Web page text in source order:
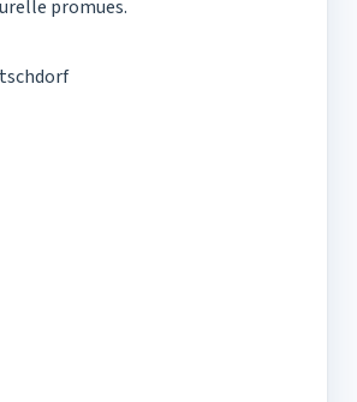
promues.